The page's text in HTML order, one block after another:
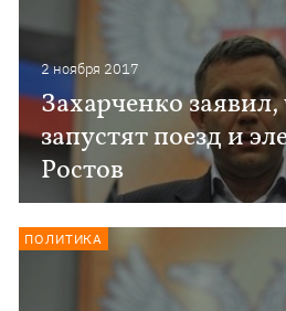
2 ноября 2017
Захарченко
запустят поезд и
Ростов
ПОЛИТИКА